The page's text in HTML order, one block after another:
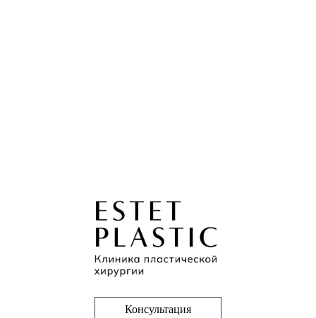
Консультация